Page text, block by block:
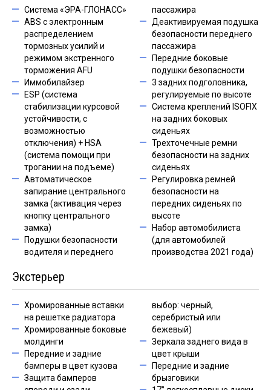
Система «ЭРА-ГЛОНАСС»
ABS с электронным
распределением
тормозных усилий и
режимом экстренного
торможения AFU
Иммобилайзер
ESP (система
стабилизации курсовой
устойчивости, c
возможностью
отключения) + HSA
(система помощи при
трогании на подъеме)
Автоматическое
запирание центрального
замка (активация через
кнопку центрального
замка)
Подушки безопасности
водителя и переднего
пассажира
Деактивируемая подушка
безопасности переднего
пассажира
Передние боковые
подушки безопасности
3 задних подголовника,
регулируемые по высоте
Система креплений ISOFIX
на задних боковых
сиденьях
Трехточечные ремни
безопасности на задних
сиденьях
Регулировка ремней
безопасности на
передних сиденьях по
высоте
Набор автомобилиста
(для автомобилей
производства 2021 года)
Экстерьер
Хромированные вставки
на решетке радиатора
Хромированные боковые
молдинги
Передние и задние
бамперы в цвет кузова
Защита бамперов
выбор: черный,
серебристый или
бежевый)
Зеркала заднего вида в
цвет крыши
Передние и задние
брызговики